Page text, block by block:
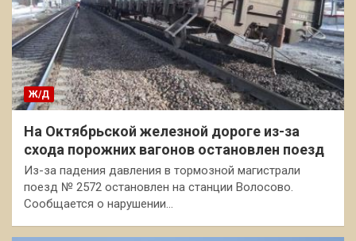
Ж/Д
На Октябрьской железной дороге из-за
схода порожних вагонов остановлен поезд
Из-за падения давления в тормозной магистрали
поезд № 2572 остановлен на станции Волосово.
Сообщается о нарушении…